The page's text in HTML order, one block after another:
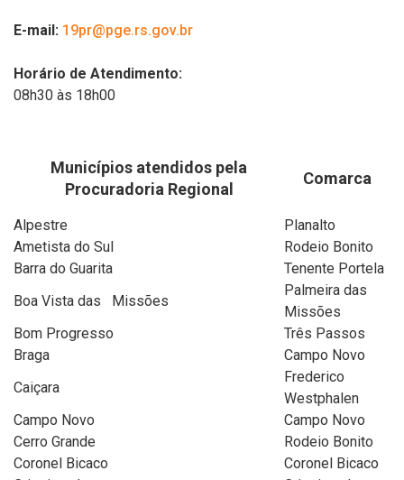
E-mail: 19pr@pge.rs.gov.br
Horário de Atendimento:
08h30 às 18h00
Municípios atendidos pela
Procuradoria Regional
Comarca
Alpestre
Planalto
Ametista do Sul
Rodeio Bonito
Barra do Guarita
Tenente Portela
Boa Vista das Missões
Palmeira das
Missões
Bom Progresso
Três Passos
Braga
Campo Novo
Caiçara
Frederico
Westphalen
Campo Novo
Campo Novo
Cerro Grande
Rodeio Bonito
Coronel Bicaco
Coronel Bicaco